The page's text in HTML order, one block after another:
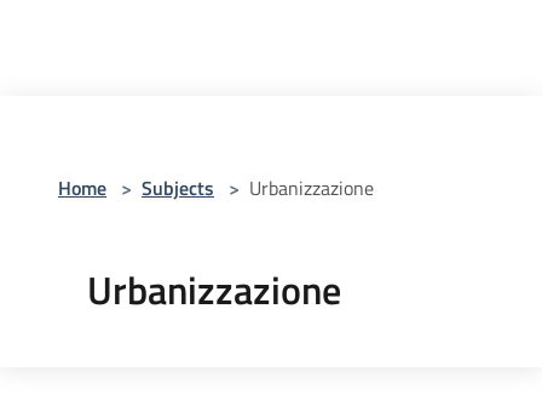
Home > Subjects > Urbanizzazione
Urbanizzazione